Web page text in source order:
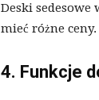
Deski
mieć różne
4. Funkcje